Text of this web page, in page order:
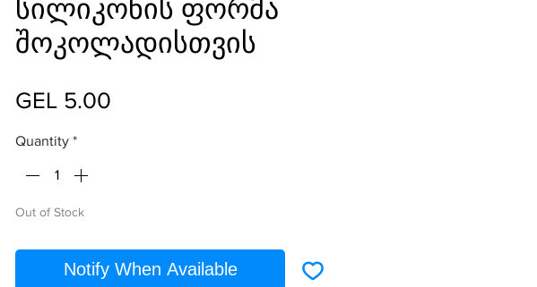
სილიკონის ფორმა
შოკოლადისთვის
GEL 5.00
Quantity *
Out of Stock
Notify When Available